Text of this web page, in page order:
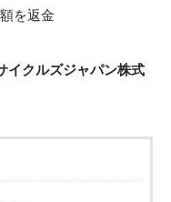
を返金
イクルズジャパン株式